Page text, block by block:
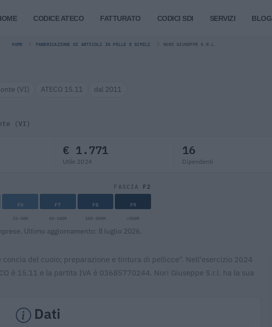
CODICE ATECO FATTURATO CODICI SDI SERVIZI BLOG
HOME FABBRICAZIONE DI ARTICOLI IN PELLE E SIMILI NORI GIUSEPPE S.R.L.
(VI) ATECO 15.11 dal 2011
(VI)
€ 1.771
Utile 2024
16
Dipendenti
FASCIA F2
F6 F7 F8 F9
25-50M 50-100M 100-500M >500M
Ultimo aggiornamento: 8 luglio 2026.
concia del cuoio; preparazione e tintura di pellicce". Nell'esercizio 2024
è 15.11 e la partita IVA è 03685770244. Nori Giuseppe S.r.l. ha la sua
Dati